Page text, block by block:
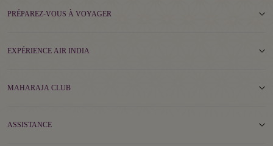
PRÉPAREZ-VOUS À VOYAGER
EXPÉRIENCE AIR INDIA
MAHARAJA CLUB
ASSISTANCE